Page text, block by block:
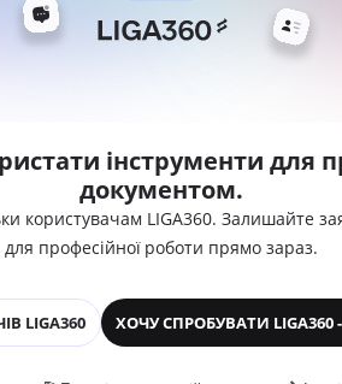
інструменти для
документом.
користувачам LIGA360. Залишайте
для професійної роботи прямо зараз.
LIGA360 ХОЧУ СПРОБУВАТИ